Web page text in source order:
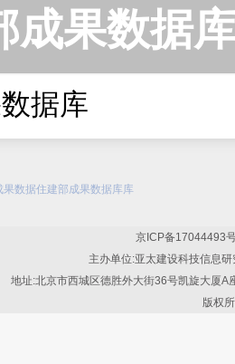
成果数据
据库
数据住建部成果数据库库
京ICP备17044493
主办单位:亚太建设科技信息
地址:北京市西城区德胜外大街36号凯旋大厦
版权